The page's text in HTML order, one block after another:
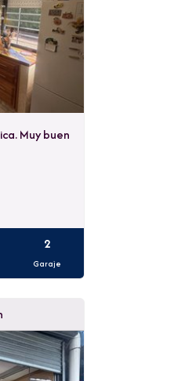
Muy buen
2
Garaje